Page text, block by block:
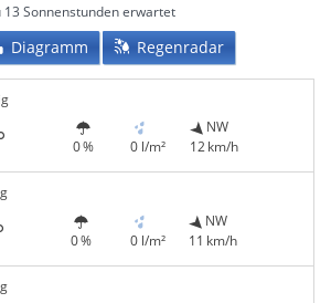
13 Sonnenstunden erwartet
Diagramm Regenradar
0 % 0 l/m²
NW
12 km/h
0 % 0 l/m²
NW
11 km/h